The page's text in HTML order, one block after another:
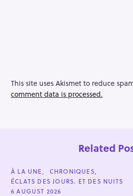
This site uses Akismet to reduce
comment data is processed.
Related
C
A
T
E
À LA UNE
CHRONIQUES
ÉCLATS DES JOURS. ET DES NUITS
6 AUGUST 2026